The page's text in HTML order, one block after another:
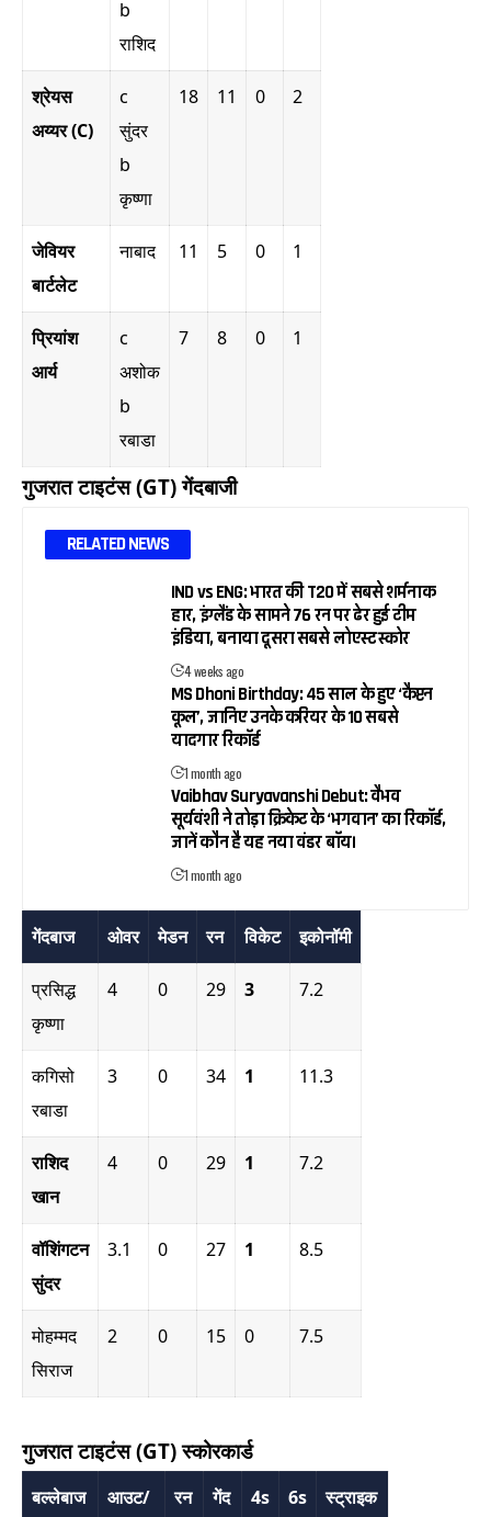
b
राशिद
श्रेयस
अय्यर (C)
c
सुंदर
b
कृष्णा
18 11 0 2
जेवियर
बार्टलेट
नाबाद 11 5 0 1
प्रियांश
आर्य
c
अशोक
b
रबाडा
7 8 0 1
गुजरात टाइटंस (GT) गेंदबाजी
RELATED NEWS
IND vs ENG: भारत की T20 में सबसे शर्मनाक
हार, इंग्लैंड के सामने 76 रन पर ढेर हुई टीम
इंडिया, बनाया दूसरा सबसे लोएस्ट स्कोर
4 weeks ago
MS Dhoni Birthday: 45 साल के हुए ‘कैप्टन
कूल’, जानिए उनके करियर के 10 सबसे
यादगार रिकॉर्ड
1 month ago
Vaibhav Suryavanshi Debut: वैभव
सूर्यवंशी ने तोड़ा क्रिकेट के ‘भगवान’ का रिकॉर्ड,
जानें कौन है यह नया वंडर बॉय।
1 month ago
गेंदबाज ओवर मेडन रन विकेट इकोनॉमी
प्रसिद्ध
कृष्णा
4 0 29 3 7.2
कगिसो
रबाडा
3 0 34 1 11.3
राशिद
खान
4 0 29 1 7.2
वॉशिंगटन
सुंदर
3.1 0 27 1 8.5
मोहम्मद
सिराज
2 0 15 0 7.5
गुजरात टाइटंस (GT) स्कोरकार्ड
बल्लेबाज
आउट/
रन गेंद 4s 6s
स्ट्राइक